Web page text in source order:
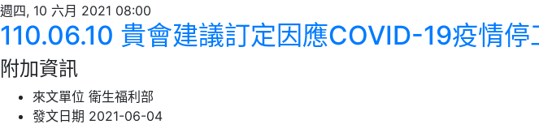
週四, 10 六月 2021 08:00
110.06.10 貴會建議訂定因應COVID-19疫情
附加資訊
來文單位 衛生福利部
發文日期 2021-06-04